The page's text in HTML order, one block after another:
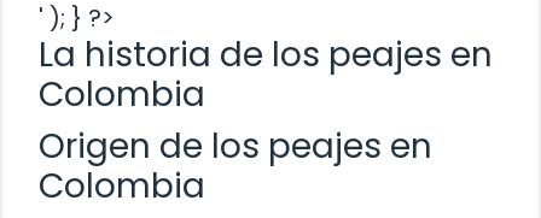
' ); } ?>
La historia de los peajes en
Colombia
Origen de los peajes en
Colombia